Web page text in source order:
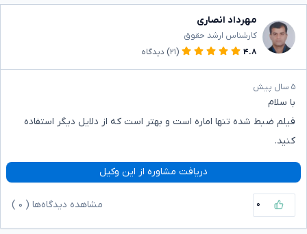
مهرداد انصاری
کارشناس ارشد حقوق
۴.۸
(۲۱) دیدگاه
۵ سال پیش
با سلام
فیلم ضبط شده تنها اماره است و بهتر است که از دلایل دیگر استفاده
کنید.
دریافت مشاوره از این وکیل
۰ مشاهده دیدگاه‌ها ( ۰